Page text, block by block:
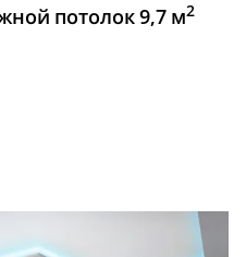
потолок 9,7 м2